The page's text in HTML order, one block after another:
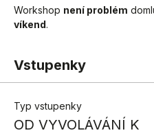
Workshop není problém
víkend.
Vstupenky
Typ vstupenky
OD VYVOLÁVÁNÍ K